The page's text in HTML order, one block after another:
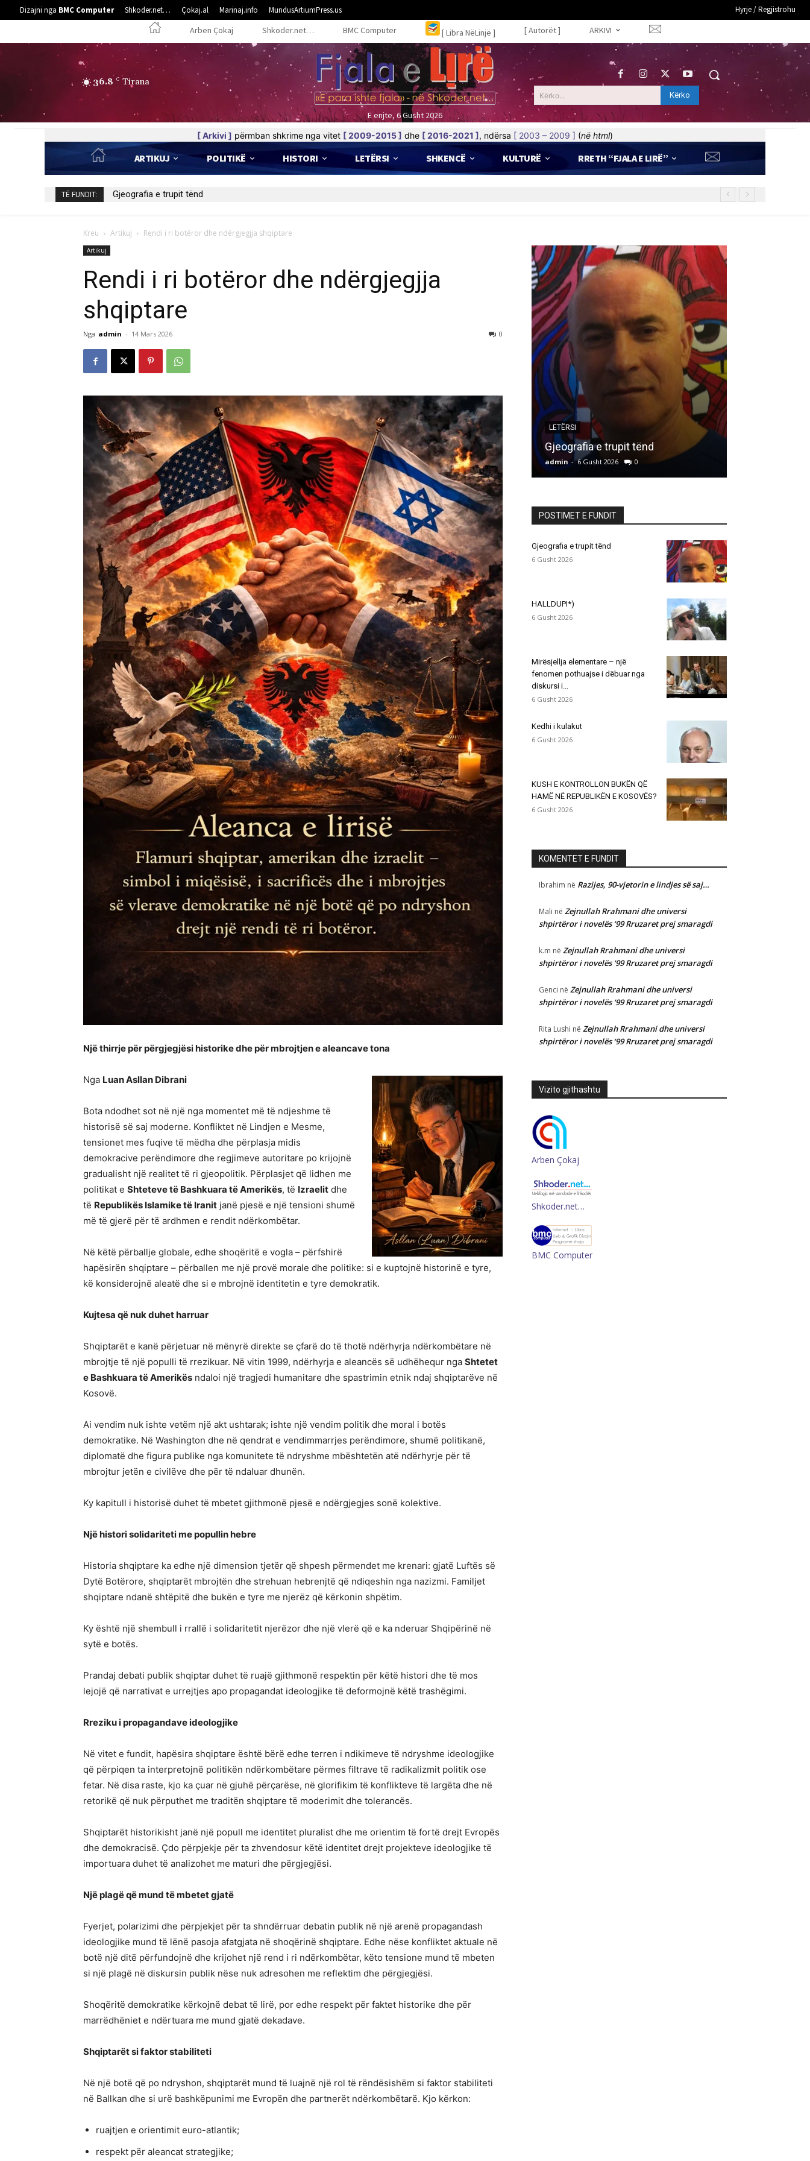
Dizajni nga BMC Computer Shkoder.net… Çokaj.al Marinaj.info MundusArtiumPress.us Hyrje / Regjistrohu
Arben Çokaj Shkoder.net… BMC Computer [ Libra NëLinjë ] [ Autorët ] ARKIVI
36.8 C Tirana
E enjte, 6 Gusht 2026
Kërko... Kërko
[ Arkivi ] përmban shkrime nga vitet [ 2009-2015 ] dhe [ 2016-2021 ], ndërsa [ 2003 – 2009 ] (në html)
ARTIKUJ POLITIKË HISTORI LETËRSI SHKENCË KULTURË RRETH “FJALA E LIRË”
TË FUNDIT: HALLDUPI*)
Kreu Artikuj Rendi i ri botëror dhe ndërgjegjja shqiptare
Artikuj
Rendi i ri botëror dhe ndërgjegjja
shqiptare
Nga admin - 14 Mars 2026 0
Një thirrje për përgjegjësi historike dhe për mbrojtjen e aleancave tona
Nga Luan Asllan Dibrani
Bota ndodhet sot në një nga momentet më të ndjeshme të
historisë së saj moderne. Konfliktet në Lindjen e Mesme,
tensionet mes fuqive të mëdha dhe përplasja midis
demokracive perëndimore dhe regjimeve autoritare po krijojnë
gradualisht një realitet të ri gjeopolitik. Përplasjet që lidhen me
politikat e Shteteve të Bashkuara të Amerikës, të Izraelit dhe
të Republikës Islamike të Iranit janë pjesë e një tensioni shumë
më të gjerë për të ardhmen e rendit ndërkombëtar.
Në këtë përballje globale, edhe shoqëritë e vogla – përfshirë
hapësirën shqiptare – përballen me një provë morale dhe politike: si e kuptojnë historinë e tyre,
kë konsiderojnë aleatë dhe si e mbrojnë identitetin e tyre demokratik.
Kujtesa që nuk duhet harruar
Shqiptarët e kanë përjetuar në mënyrë direkte se çfarë do të thotë ndërhyrja ndërkombëtare në
mbrojtje të një populli të rrezikuar. Në vitin 1999, ndërhyrja e aleancës së udhëhequr nga Shtetet
e Bashkuara të Amerikës ndaloi një tragjedi humanitare dhe spastrimin etnik ndaj shqiptarëve në
Kosovë.
Ai vendim nuk ishte vetëm një akt ushtarak; ishte një vendim politik dhe moral i botës
demokratike. Në Washington dhe në qendrat e vendimmarrjes perëndimore, shumë politikanë,
diplomatë dhe figura publike nga komunitete të ndryshme mbështetën atë ndërhyrje për të
mbrojtur jetën e civilëve dhe për të ndaluar dhunën.
Ky kapitull i historisë duhet të mbetet gjithmonë pjesë e ndërgjegjes sonë kolektive.
Një histori solidariteti me popullin hebre
Historia shqiptare ka edhe një dimension tjetër që shpesh përmendet me krenari: gjatë Luftës së
Dytë Botërore, shqiptarët mbrojtën dhe strehuan hebrenjtë që ndiqeshin nga nazizmi. Familjet
shqiptare ndanë shtëpitë dhe bukën e tyre me njerëz që kërkonin shpëtim.
Ky është një shembull i rrallë i solidaritetit njerëzor dhe një vlerë që e ka nderuar Shqipërinë në
sytë e botës.
Prandaj debati publik shqiptar duhet të ruajë gjithmonë respektin për këtë histori dhe të mos
lejojë që narrativat e urrejtjes apo propagandat ideologjike të deformojnë këtë trashëgimi.
Rreziku i propagandave ideologjike
Në vitet e fundit, hapësira shqiptare është bërë edhe terren i ndikimeve të ndryshme ideologjike
që përpiqen ta interpretojnë politikën ndërkombëtare përmes filtrave të radikalizmit politik ose
fetar. Në disa raste, kjo ka çuar në gjuhë përçarëse, në glorifikim të konflikteve të largëta dhe në
retorikë që nuk përputhet me traditën shqiptare të moderimit dhe tolerancës.
Shqiptarët historikisht janë një popull me identitet pluralist dhe me orientim të fortë drejt Evropës
dhe demokracisë. Çdo përpjekje për ta zhvendosur këtë identitet drejt projekteve ideologjike të
importuara duhet të analizohet me maturi dhe përgjegjësi.
Një plagë që mund të mbetet gjatë
Fyerjet, polarizimi dhe përpjekjet për ta shndërruar debatin publik në një arenë propagandash
ideologjike mund të lënë pasoja afatgjata në shoqërinë shqiptare. Edhe nëse konfliktet aktuale në
botë një ditë përfundojnë dhe krijohet një rend i ri ndërkombëtar, këto tensione mund të mbeten
si një plagë në diskursin publik nëse nuk adresohen me reflektim dhe përgjegjësi.
Shoqëritë demokratike kërkojnë debat të lirë, por edhe respekt për faktet historike dhe për
marrëdhëniet e ndërtuara me mund gjatë dekadave.
Shqiptarët si faktor stabiliteti
Në një botë që po ndryshon, shqiptarët mund të luajnë një rol të rëndësishëm si faktor stabiliteti
në Ballkan dhe si urë bashkëpunimi me Evropën dhe partnerët ndërkombëtarë. Kjo kërkon:
ruajtjen e orientimit euro-atlantik;
respekt për aleancat strategjike;
LETËRSI
Gjeografia e trupit tënd
admin - 6 Gusht 2026 0
POSTIMET E FUNDIT
Gjeografia e trupit tënd
6 Gusht 2026
HALLDUPI*)
6 Gusht 2026
Mirësjellja elementare – një
fenomen pothuajse i dëbuar nga
diskursi i...
6 Gusht 2026
Kedhi i kulakut
6 Gusht 2026
KUSH E KONTROLLON BUKËN QË
HAMË NË REPUBLIKËN E KOSOVËS?
6 Gusht 2026
KOMENTET E FUNDIT
Ibrahim në Razijes, 90-vjetorin e lindjes së saj…
Mali në Zejnullah Rrahmani dhe universi
shpirtëror i novelës ‘99 Rruzaret prej smaragdi
k.m në Zejnullah Rrahmani dhe universi
shpirtëror i novelës ‘99 Rruzaret prej smaragdi
Genci në Zejnullah Rrahmani dhe universi
shpirtëror i novelës ‘99 Rruzaret prej smaragdi
Rita Lushi në Zejnullah Rrahmani dhe universi
shpirtëror i novelës ‘99 Rruzaret prej smaragdi
Vizito gjithashtu
Arben Çokaj
Shkoder.net…
BMC Computer